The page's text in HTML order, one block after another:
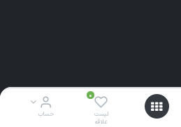
0
لیست
علاقه‌
حساب
0
لیست
علاقه‌
حساب